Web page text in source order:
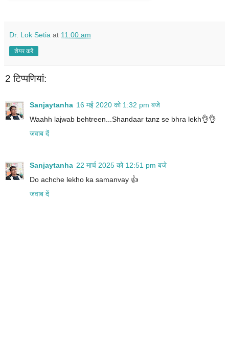
Dr. Lok Setia at 11:00 am
शेयर करें
2 टिप्‍पणियां:
Sanjaytanha 16 मई 2020 को 1:32 pm बजे
Waahh lajwab behtreen...Shandaar tanz se bhra lekh👌👌
जवाब दें
Sanjaytanha 22 मार्च 2025 को 12:51 pm बजे
Do achche lekho ka samanvay 👍
जवाब दें